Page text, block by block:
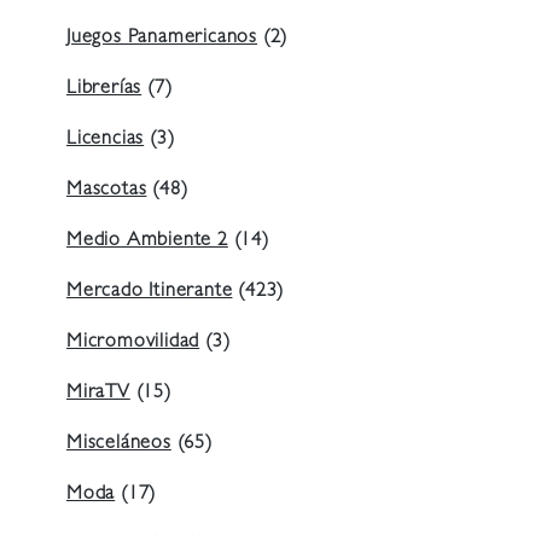
Juegos Panamericanos (2)
Librerías(7)
Licencias(3)
Mascotas(48)
Medio Ambiente 2(14)
Mercado Itinerante(423)
Micromovilidad(3)
MiraTV(15)
Misceláneos(65)
Moda(17)